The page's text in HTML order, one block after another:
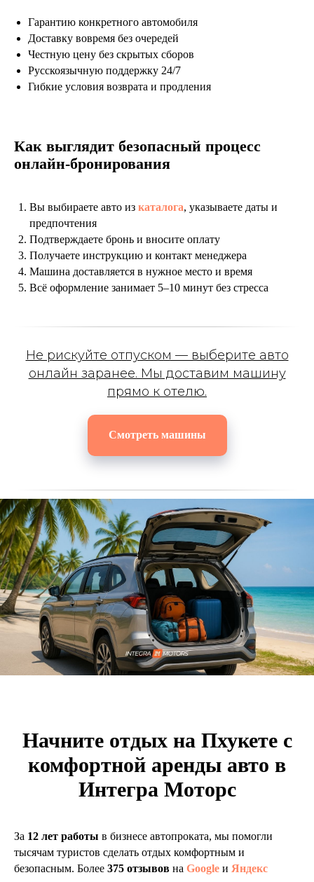
Гарантию конкретного автомобиля
Доставку вовремя без очередей
Честную цену без скрытых сборов
Русскоязычную поддержку 24/7
Гибкие условия возврата и продления
Как выглядит безопасный процесс
онлайн-бронирования
Вы выбираете авто из каталога, указываете даты и
предпочтения
Подтверждаете бронь и вносите оплату
Получаете инструкцию и контакт менеджера
Машина доставляется в нужное место и время
Всё оформление занимает 5–10 минут без стресса
Не рискуйте отпуском — выберите авто
онлайн заранее. Мы доставим машину
прямо к отелю.
Смотреть машины
Начните отдых на Пхукете с
комфортной аренды авто в
Интегра Моторс
За 12 лет работы в бизнесе автопроката, мы помогли
тысячам туристов сделать отдых комфортным и
безопасным. Более 375 отзывов на Google и Яндекс
Оставьте заявку и наш специалист
проконсультирует вас о наличии
+7